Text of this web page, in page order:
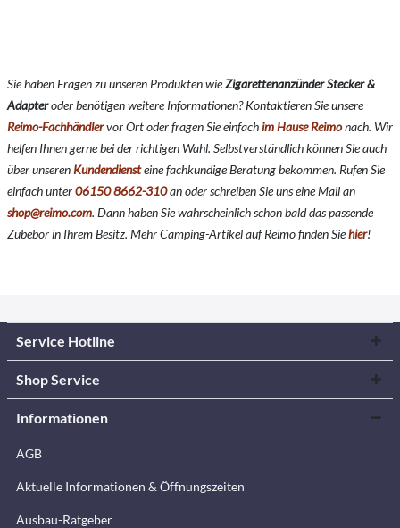
Sie haben Fragen zu unseren Produkten wieZigarettenanzünderStecker &
Adapteroder benötigen weitere Informationen? Kontaktieren Sie unsere
Reimo-Fachhändlervor Ort oder fragen Sie einfachim Hause Reimonach. Wir
helfen Ihnen gerne bei der richtigen Wahl. Selbstverständlich können Sie auch
über unseren Kundendiensteine fachkundige Beratung bekommen. Rufen Sie
einfach unter06150 8662-310an oder schreiben Sie uns eine Mail an
shop@reimo.com. Dann haben Sie wahrscheinlich schon bald das passende
Zubebör in Ihrem Besitz. Mehr Camping-Artikel auf Reimo finden Siehier!
Service Hotline
Shop Service
Informationen
AGB
Aktuelle Informationen & Öffnungszeiten
Ausbau-Ratgeber